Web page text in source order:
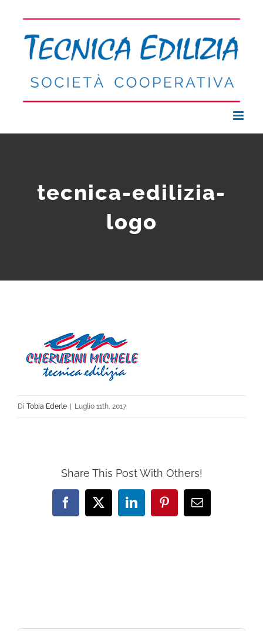
contenuto
tecnica-edilizia-
logo
Di Tobia Ederle Luglio 11th, 2017
Share This Post With Others!
Facebook
X LinkedInPinterestEmail